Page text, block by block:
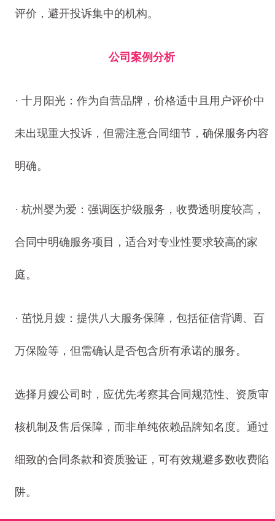
评价，避开投诉集中的机构。
公司案例分析
· 十月阳光：作为自营品牌，价格适中且用户评价中
未出现重大投诉，但需注意合同细节，确保服务内容
明确。
· 杭州婴为爱：强调医护级服务，收费透明度较高，
合同中明确服务项目，适合对专业性要求较高的家
庭。
· 茁悦月嫂：提供八大服务保障，包括征信背调、百
万保险等，但需确认是否包含所有承诺的服务。
选择月嫂公司时，应优先考察其合同规范性、资质审
核机制及售后保障，而非单纯依赖品牌知名度。通过
细致的合同条款和资质验证，可有效规避多数收费陷
阱。